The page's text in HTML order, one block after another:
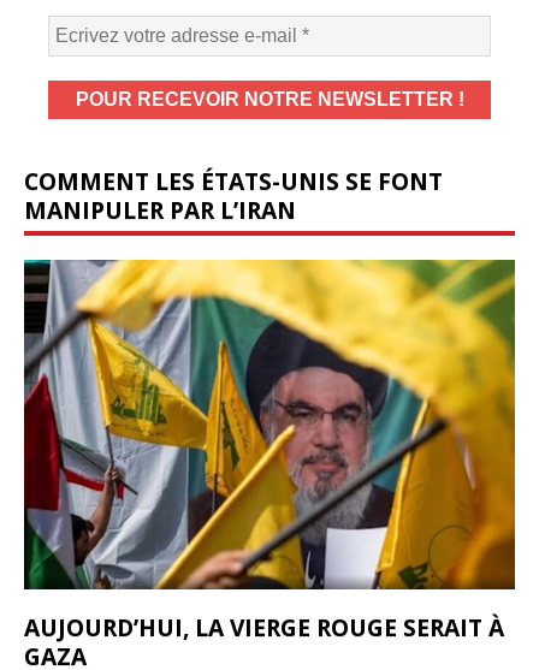
COMMENT LES ÉTATS-UNIS SE FONT
MANIPULER PAR L’IRAN
AUJOURD’HUI, LA VIERGE ROUGE SERAIT À
GAZA